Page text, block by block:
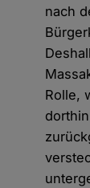
nach
Rolle,